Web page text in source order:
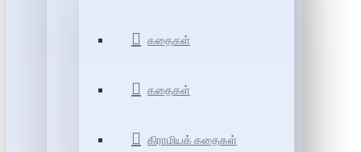
கதைகள்
கதைகள்
கிராமியக் கதைகள்